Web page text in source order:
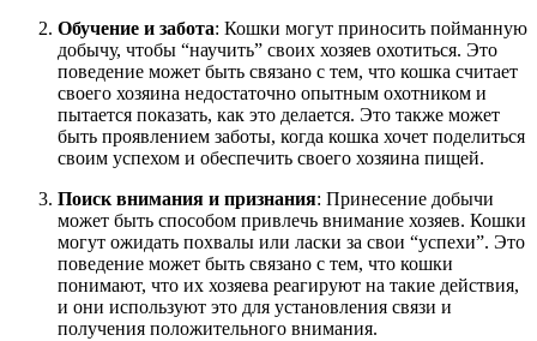
Обучение и забота: Кошки могут приносить пойманную
добычу, чтобы “научить” своих хозяев охотиться. Это
поведение может быть связано с тем, что кошка считает
своего хозяина недостаточно опытным охотником и
пытается показать, как это делается. Это также может
быть проявлением заботы, когда кошка хочет поделиться
своим успехом и обеспечить своего хозяина пищей.
Поиск внимания и признания: Принесение добычи
может быть способом привлечь внимание хозяев. Кошки
могут ожидать похвалы или ласки за свои “успехи”. Это
поведение может быть связано с тем, что кошки
понимают, что их хозяева реагируют на такие действия,
и они используют это для установления связи и
получения положительного внимания.